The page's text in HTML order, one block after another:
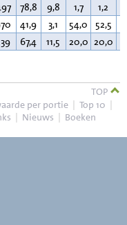
78,8 9,8 1,7 1,2
41,9 3,1 54,0 52,5
67,4 11,5 20,0 20,0
TOP
per portie | Top 10 |
| Nieuws | Boeken